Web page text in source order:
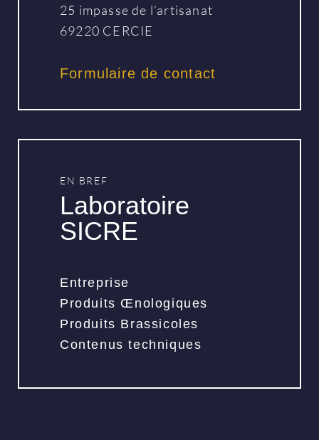
25 impasse de l’artisanat
69220 CERCIE
Formulaire de contact
EN BREF
Laboratoire
SICRE
Entreprise
Produits Œnologiques
Produits Brassicoles
Contenus techniques